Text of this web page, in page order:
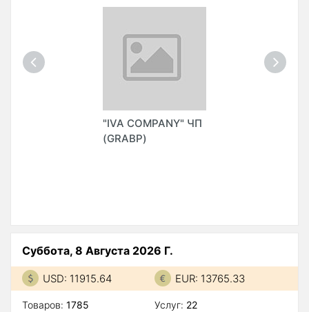
"IVA COMPANY" ЧП
(GRABP)
Суббота, 8 Августа 2026 Г.
USD: 11915.64 EUR: 13765.33
Товаров: 1785
Услуг: 22